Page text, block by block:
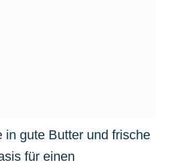
in gute Butter und frische
für einen